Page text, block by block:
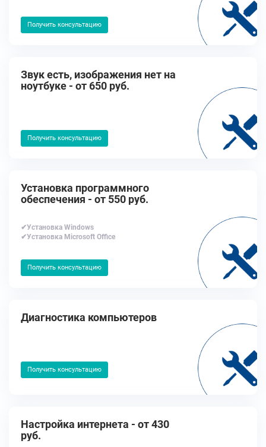
Получить консультацию
Звук есть, изображения нет на
ноутбуке - от 650 руб.
Получить консультацию
Установка программного
обеспечения - от 550 руб.
✔Установка Windows
✔Установка Microsoft Office
Получить консультацию
Диагностика компьютеров
Получить консультацию
Настройка интернета - от 430
руб.